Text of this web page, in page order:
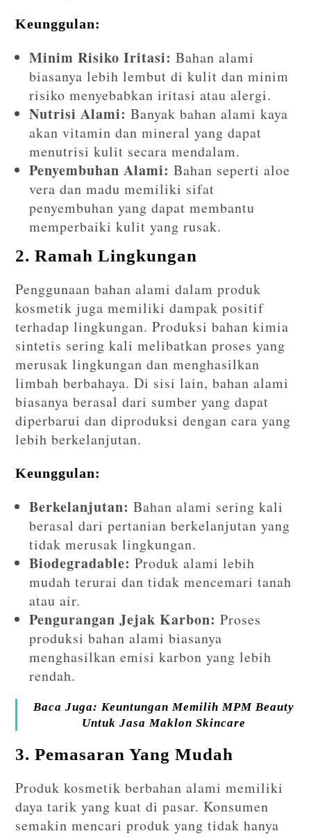
Keunggulan:
Minim Risiko Iritasi: Bahan alami
biasanya lebih lembut di kulit dan minim
risiko menyebabkan iritasi atau alergi.
Nutrisi Alami: Banyak bahan alami kaya
akan vitamin dan mineral yang dapat
menutrisi kulit secara mendalam.
Penyembuhan Alami: Bahan seperti aloe
vera dan madu memiliki sifat
penyembuhan yang dapat membantu
memperbaiki kulit yang rusak.
2. Ramah Lingkungan
Penggunaan bahan alami dalam produk
kosmetik juga memiliki dampak positif
terhadap lingkungan. Produksi bahan kimia
sintetis sering kali melibatkan proses yang
merusak lingkungan dan menghasilkan
limbah berbahaya. Di sisi lain, bahan alami
biasanya berasal dari sumber yang dapat
diperbarui dan diproduksi dengan cara yang
lebih berkelanjutan.
Keunggulan:
Berkelanjutan: Bahan alami sering kali
berasal dari pertanian berkelanjutan yang
tidak merusak lingkungan.
Biodegradable: Produk alami lebih
mudah terurai dan tidak mencemari tanah
atau air.
Pengurangan Jejak Karbon: Proses
produksi bahan alami biasanya
menghasilkan emisi karbon yang lebih
rendah.
Baca Juga: Keuntungan Memilih MPM Beauty
Untuk Jasa Maklon Skincare
3. Pemasaran Yang Mudah
Produk kosmetik berbahan alami memiliki
daya tarik yang kuat di pasar. Konsumen
semakin mencari produk yang tidak hanya